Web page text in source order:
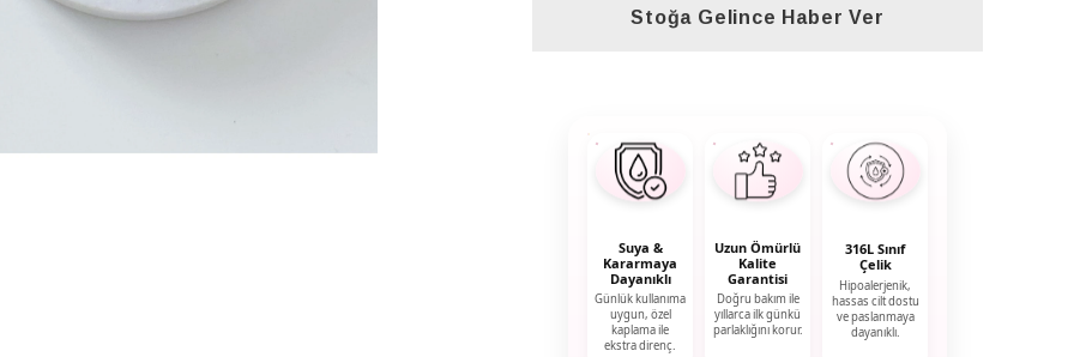
Stoğa Gelince Haber Ver
Suya &
Kararmaya
Dayanıklı
Günlük kullanıma
uygun, özel
kaplama ile
ekstra direnç.
Uzun Ömürlü
Kalite
Garantisi
Doğru bakım ile
yıllarca ilk günkü
parlaklığını korur.
316L Sınıf
Çelik
Hipoalerjenik,
hassas cilt dostu
ve paslanmaya
dayanıklı.